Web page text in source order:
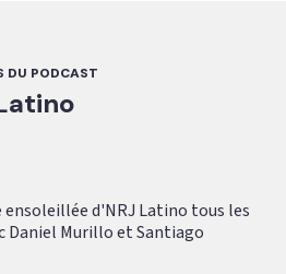
DU PODCAST
d'NRJ Latino tous les
Daniel Murillo et Santiago